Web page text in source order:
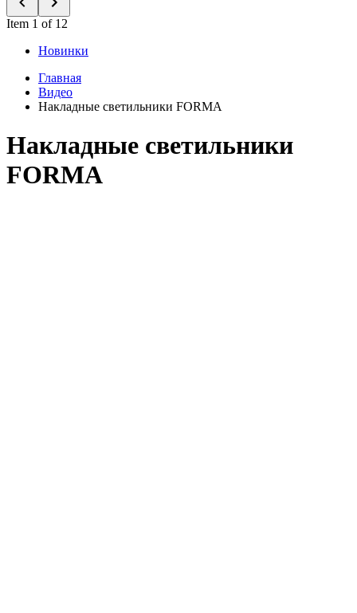
Item 1 of 12
Новинки
Главная
Видео
Накладные светильники FORMA
Накладные светильники
FORMA